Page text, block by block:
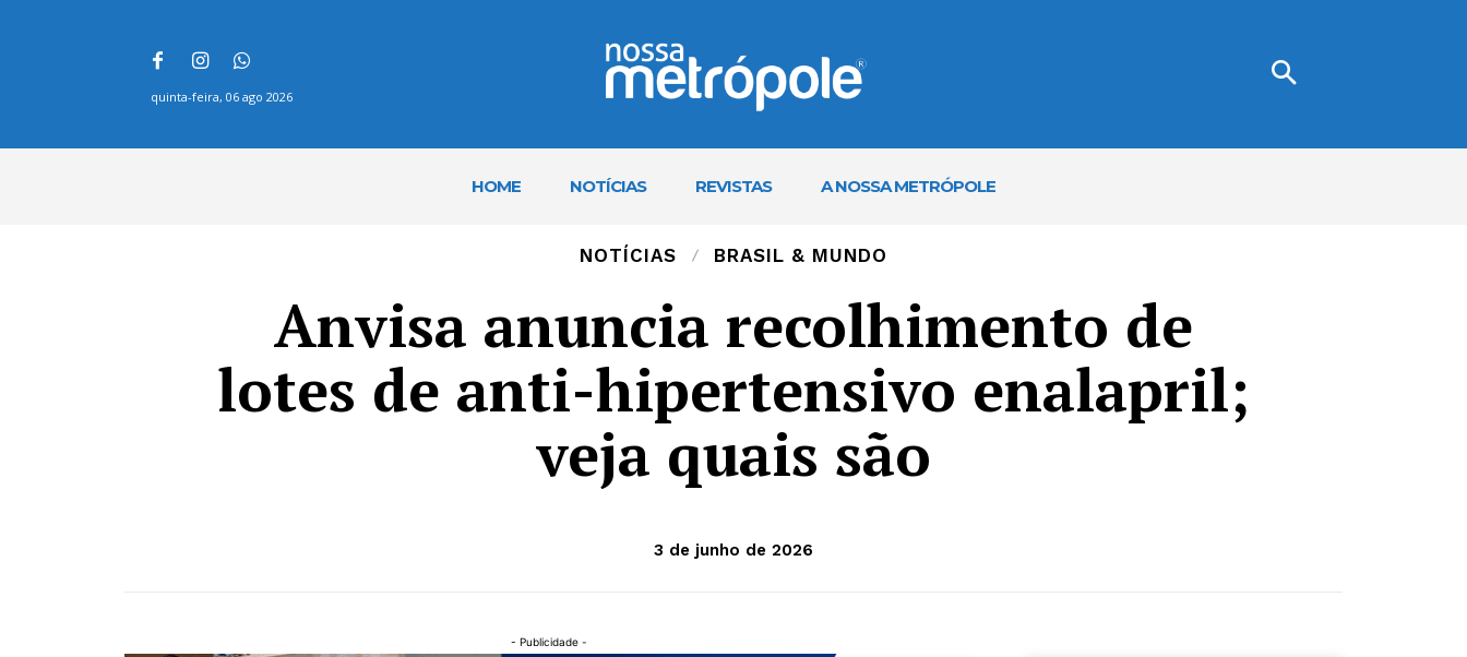
quinta-feira, 06 ago 2026
HOME NOTÍCIAS REVISTAS A NOSSA METRÓPOLE
NOTÍCIAS BRASIL & MUNDO
Anvisa anuncia recolhimento de
lotes de anti-hipertensivo enalapril;
veja quais são
3 de junho de 2026
- Publicidade -